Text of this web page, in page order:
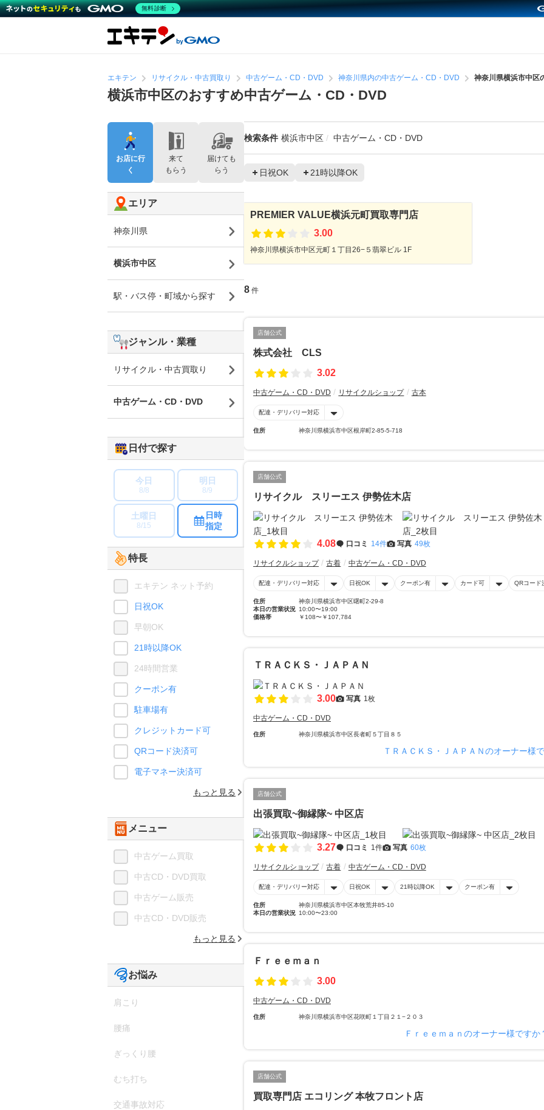
エキテン リサイクル・中古買取り 中古ゲーム・CD・DVD 神奈川県内の中古ゲーム・CD・DVD 神奈川県横浜市中区
横浜市中区のおすすめ中古ゲーム・CD・DVD
検索条件 横浜市中区 中古ゲーム・CD・DVD
日祝OK 21時以降OK
PREMIER VALUE横浜元町買取専門店
3.00
神奈川県横浜市中区元町１丁目26−５翡翠ビル 1F
8 件
店舗公式
株式会社 CLS
3.02
中古ゲーム・CD・DVD リサイクルショップ 古本
配達・デリバリー対応
住所 神奈川県横浜市中区根岸町2-85-5-718
店舗公式
リサイクル スリーエス 伊勢佐木店
4.08 口コミ 14件 写真 49枚
リサイクルショップ 古着 中古ゲーム・CD・DVD
配達・デリバリー対応 日祝OK クーポン有 カード可 QRコード
住所
神奈川県横浜市中区曙町2-29-8
本日の営業状況 10:00〜19:00
価格帯
￥108〜￥107,784
ＴＲＡＣＫＳ・ＪＡＰＡＮ
3.00 写真 1枚
中古ゲーム・CD・DVD
住所 神奈川県横浜市中区長者町５丁目８５
ＴＲＡＣＫＳ・ＪＡＰＡＮのオーナー様
店舗公式
出張買取~御縁隊~ 中区店
3.27 口コミ 1件 写真 60枚
リサイクルショップ 古着 中古ゲーム・CD・DVD
配達・デリバリー対応 日祝OK 21時以降OK クーポン有
住所
神奈川県横浜市中区本牧荒井85-10
本日の営業状況 10:00〜23:00
Ｆｒｅｅｍａｎ
3.00
中古ゲーム・CD・DVD
住所 神奈川県横浜市中区花咲町１丁目２１−２０３
Ｆｒｅｅｍａｎのオーナー様ですか
店舗公式
買取専門店 エコリング 本牧フロント店
お店に行
く
来て
もらう
届けても
らう
エリア
神奈川県
横浜市中区
駅・バス停・町域から探す
ジャンル・業種
リサイクル・中古買取り
中古ゲーム・CD・DVD
日付で探す
今日
8/8
明日
8/9
土曜日
8/15
日時
指定
特長
エキテン ネット予約
日祝OK
早朝OK
21時以降OK
24時間営業
クーポン有
駐車場有
クレジットカード可
QRコード決済可
電子マネー決済可
もっと見る
メニュー
中古ゲーム買取
中古CD・DVD買取
中古ゲーム販売
中古CD・DVD販売
もっと見る
お悩み
肩こり
腰痛
ぎっくり腰
むち打ち
交通事故対応
無料診断